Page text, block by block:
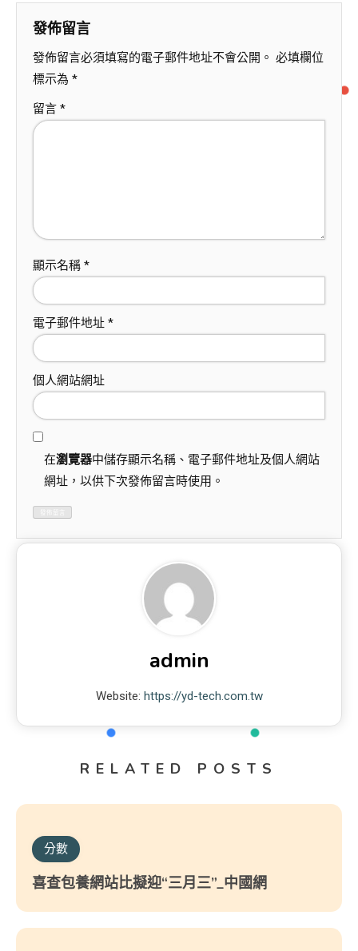
發佈留言
發佈留言必須填寫的電子郵件地址不會公開。 必填欄位
標示為 *
留言 *
顯示名稱 *
電子郵件地址 *
個人網站網址
在瀏覽器中儲存顯示名稱、電子郵件地址及個人網站
網址，以供下次發佈留言時使用。
admin
Website: https://yd-tech.com.tw
RELATED POSTS
分數
喜查包養網站比擬迎“三月三”_中國網